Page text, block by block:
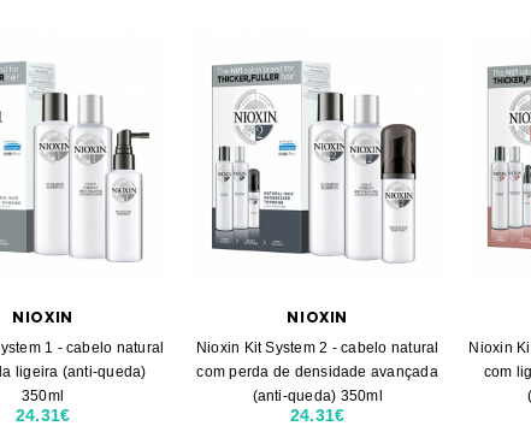
NIOXIN
1 - cabelo natural
ligeira (anti-queda)
350ml
24.31€
NIOXIN
Nioxin Kit System 2 - cabelo natural
com perda de densidade avançada
(anti-queda) 350ml
24.31€
Nioxin
com